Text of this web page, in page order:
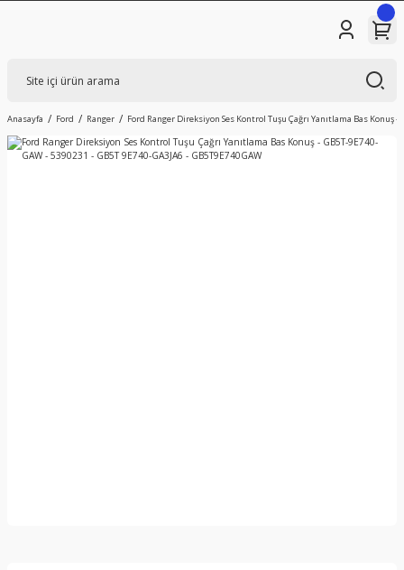
Anasayfa Ford Ranger Ford Ranger Direksiyon Ses Kontrol Tuşu Çağrı Yanıtlama Bas Konuş -